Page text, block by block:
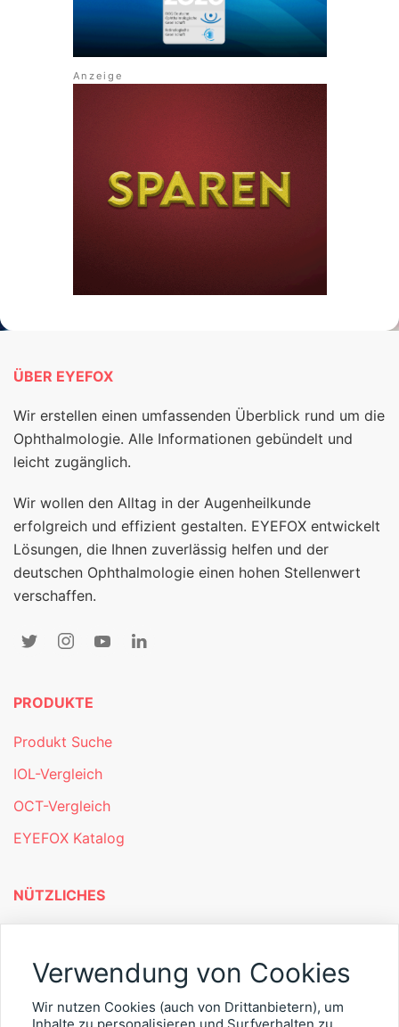
ÜBER EYEFOX
Wir erstellen einen umfassenden Überblick rund um die
Ophthalmologie. Alle Informationen gebündelt und
leicht zugänglich.
Wir wollen den Alltag in der Augenheilkunde
erfolgreich und effizient gestalten. EYEFOX entwickelt
Lösungen, die Ihnen zuverlässig helfen und der
deutschen Ophthalmologie einen hohen Stellenwert
verschaffen.
PRODUKTE
Produkt Suche
IOL-Vergleich
OCT-Vergleich
EYEFOX Katalog
NÜTZLICHES
Newsletter
Personalgewinnung mit EYEFOX
Verwendung von Cookies
Wir nutzen Cookies (auch von Drittanbietern), um